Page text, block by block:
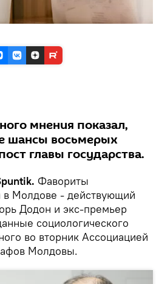
мнения показал,
шансы восьмерых
главы государства.
Фавориты
в Молдове - действующий
Додон и экс-премьер
социологического
во вторник Ассоциацией
Молдовы.